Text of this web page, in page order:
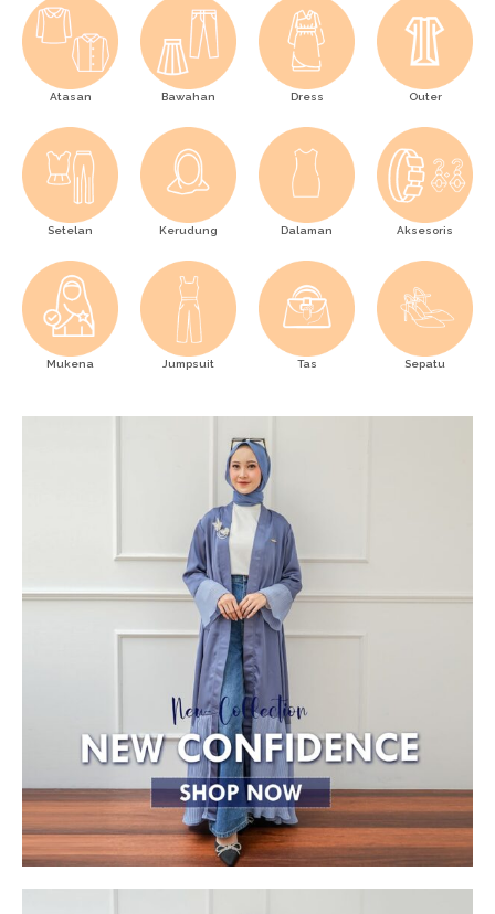
Atasan Bawahan Dress Outer
Setelan Kerudung Dalaman Aksesoris
Mukena Jumpsuit Tas Sepatu